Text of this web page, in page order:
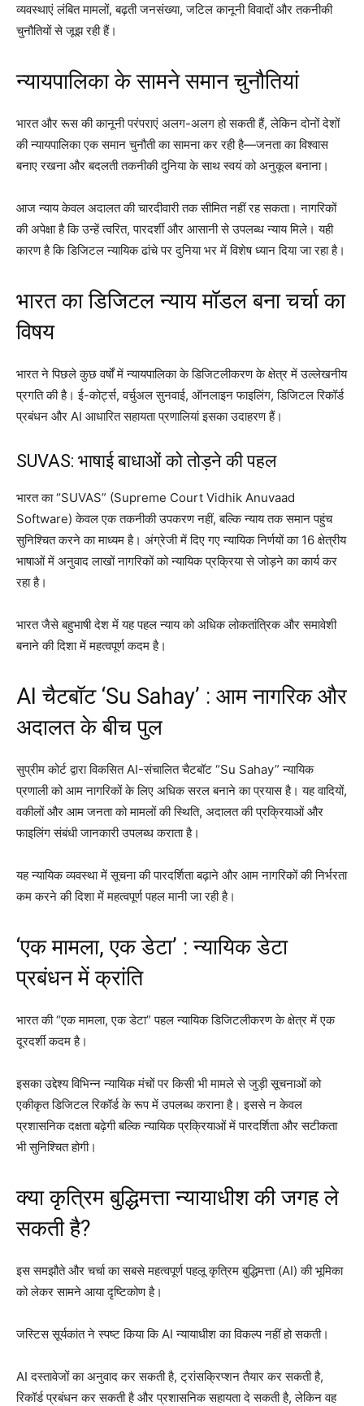
व्यवस्थाएं लंबित मामलों, बढ़ती जनसंख्या, जटिल कानूनी विवादों और तकनीकी
चुनौतियों से जूझ रही हैं।
न्यायपालिका के सामने समान चुनौतियां
भारत और रूस की कानूनी परंपराएं अलग-अलग हो सकती हैं, लेकिन दोनों देशों
की न्यायपालिका एक समान चुनौती का सामना कर रही है—जनता का विश्वास
बनाए रखना और बदलती तकनीकी दुनिया के साथ स्वयं को अनुकूल बनाना।
आज न्याय केवल अदालत की चारदीवारी तक सीमित नहीं रह सकता। नागरिकों
की अपेक्षा है कि उन्हें त्वरित, पारदर्शी और आसानी से उपलब्ध न्याय मिले। यही
कारण है कि डिजिटल न्यायिक ढांचे पर दुनिया भर में विशेष ध्यान दिया जा रहा है।
भारत का डिजिटल न्याय मॉडल बना चर्चा का
विषय
भारत ने पिछले कुछ वर्षों में न्यायपालिका के डिजिटलीकरण के क्षेत्र में उल्लेखनीय
प्रगति की है। ई-कोर्ट्स, वर्चुअल सुनवाई, ऑनलाइन फाइलिंग, डिजिटल रिकॉर्ड
प्रबंधन और AI आधारित सहायता प्रणालियां इसका उदाहरण हैं।
SUVAS: भाषाई बाधाओं को तोड़ने की पहल
भारत का “SUVAS” (Supreme Court Vidhik Anuvaad
Software) केवल एक तकनीकी उपकरण नहीं, बल्कि न्याय तक समान पहुंच
सुनिश्चित करने का माध्यम है। अंग्रेजी में दिए गए न्यायिक निर्णयों का 16 क्षेत्रीय
भाषाओं में अनुवाद लाखों नागरिकों को न्यायिक प्रक्रिया से जोड़ने का कार्य कर
रहा है।
भारत जैसे बहुभाषी देश में यह पहल न्याय को अधिक लोकतांत्रिक और समावेशी
बनाने की दिशा में महत्वपूर्ण कदम है।
AI चैटबॉट ‘Su Sahay’ : आम नागरिक और
अदालत के बीच पुल
सुप्रीम कोर्ट द्वारा विकसित AI-संचालित चैटबॉट “Su Sahay” न्यायिक
प्रणाली को आम नागरिकों के लिए अधिक सरल बनाने का प्रयास है। यह वादियों,
वकीलों और आम जनता को मामलों की स्थिति, अदालत की प्रक्रियाओं और
फाइलिंग संबंधी जानकारी उपलब्ध कराता है।
यह न्यायिक व्यवस्था में सूचना की पारदर्शिता बढ़ाने और आम नागरिकों की निर्भरता
कम करने की दिशा में महत्वपूर्ण पहल मानी जा रही है।
‘एक मामला, एक डेटा’ : न्यायिक डेटा
प्रबंधन में क्रांति
भारत की “एक मामला, एक डेटा” पहल न्यायिक डिजिटलीकरण के क्षेत्र में एक
दूरदर्शी कदम है।
इसका उद्देश्य विभिन्न न्यायिक मंचों पर किसी भी मामले से जुड़ी सूचनाओं को
एकीकृत डिजिटल रिकॉर्ड के रूप में उपलब्ध कराना है। इससे न केवल
प्रशासनिक दक्षता बढ़ेगी बल्कि न्यायिक प्रक्रियाओं में पारदर्शिता और सटीकता
भी सुनिश्चित होगी।
क्या कृत्रिम बुद्धिमत्ता न्यायाधीश की जगह ले
सकती है?
इस समझौते और चर्चा का सबसे महत्वपूर्ण पहलू कृत्रिम बुद्धिमत्ता (AI) की भूमिका
को लेकर सामने आया दृष्टिकोण है।
जस्टिस सूर्यकांत ने स्पष्ट किया कि AI न्यायाधीश का विकल्प नहीं हो सकती।
AI दस्तावेजों का अनुवाद कर सकती है, ट्रांसक्रिप्शन तैयार कर सकती है,
रिकॉर्ड प्रबंधन कर सकती है और प्रशासनिक सहायता दे सकती है, लेकिन वह